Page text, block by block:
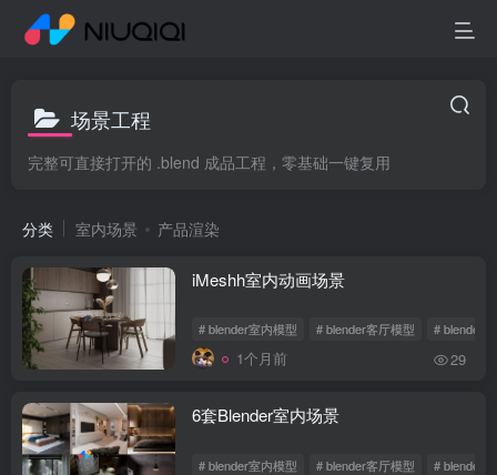
场景工程
完整可直接打开的 .blend 成品工程，零基础一键复用
分类 室内场景 产品渲染
iMeshh室内动画场景
# blender室内模型 # blender客厅模型 # blender
1个月前 29
6套Blender室内场景
# blender室内模型 # blender客厅模型 # blender